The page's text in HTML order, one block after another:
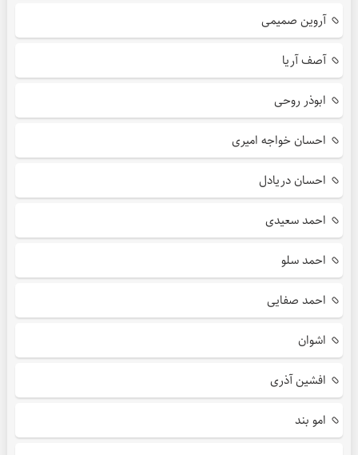
آروین صمیمی
آصف آریا
ابوذر روحی
احسان خواجه امیری
احسان دریادل
احمد سعیدی
احمد سلو
احمد صفایی
اشوان
افشین آذری
امو بند